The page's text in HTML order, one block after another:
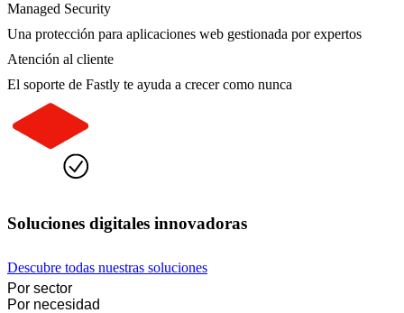
Managed Security
Una protección para aplicaciones web gestionada por expertos
Atención al cliente
El soporte de Fastly te ayuda a crecer como nunca
Soluciones digitales innovadoras
Descubre todas nuestras soluciones
Por sector
Por necesidad